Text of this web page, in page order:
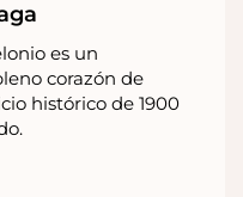
es un
corazón de
histórico de 1900